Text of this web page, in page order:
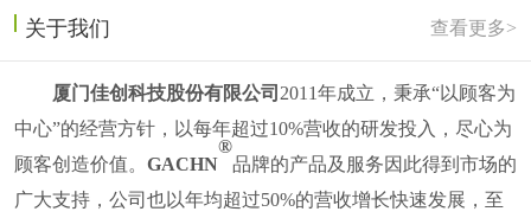
关于我们 查看更多>
厦门佳创科技股份有限公司 2011年成立， 秉承“以顾客为
中心”的经营方针，以每年超过10%营收的研发投入，尽心为
顾客创造价值。 GACHN
®
品牌的产品及服务因此得到市场的
广大支持，公司也以年均超过50%的营收增长快速发展，至